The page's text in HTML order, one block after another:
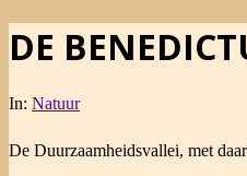
DE
In: Natuur
De Duurzaamheidsvallei, met